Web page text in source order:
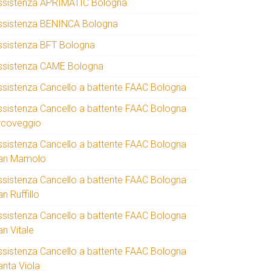
APRIMATIC Bologna
BENINCA Bologna
BFT Bologna
CAME Bologna
Cancello a battente FAAC Bologna
Cancello a battente FAAC Bologna
Cancello a battente FAAC Bologna
Mamolo
Cancello a battente FAAC Bologna
Ruffillo
Cancello a battente FAAC Bologna
Vitale
Cancello a battente FAAC Bologna
Viola